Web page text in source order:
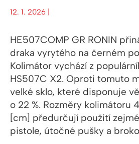
12. 1. 2026 |
HE507COMP GR RONIN
draka vyrytého na černém
Kolimátor vychází z
HS507C X2. Oproti tomuto
velké sklo, které disponuje
o 22 %. Rozměry kolimátoru
[cm] předurčují použití
pistole, útočné pušky a